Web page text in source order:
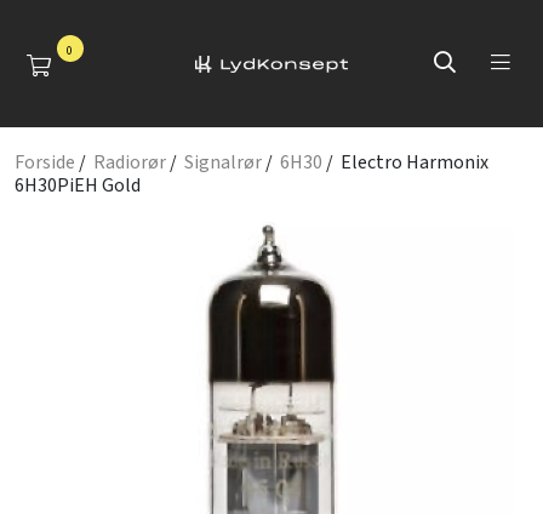
0
Forside / Radiorør/ Signalrør/ 6H30 / Electro Harmonix
6H30PiEH Gold